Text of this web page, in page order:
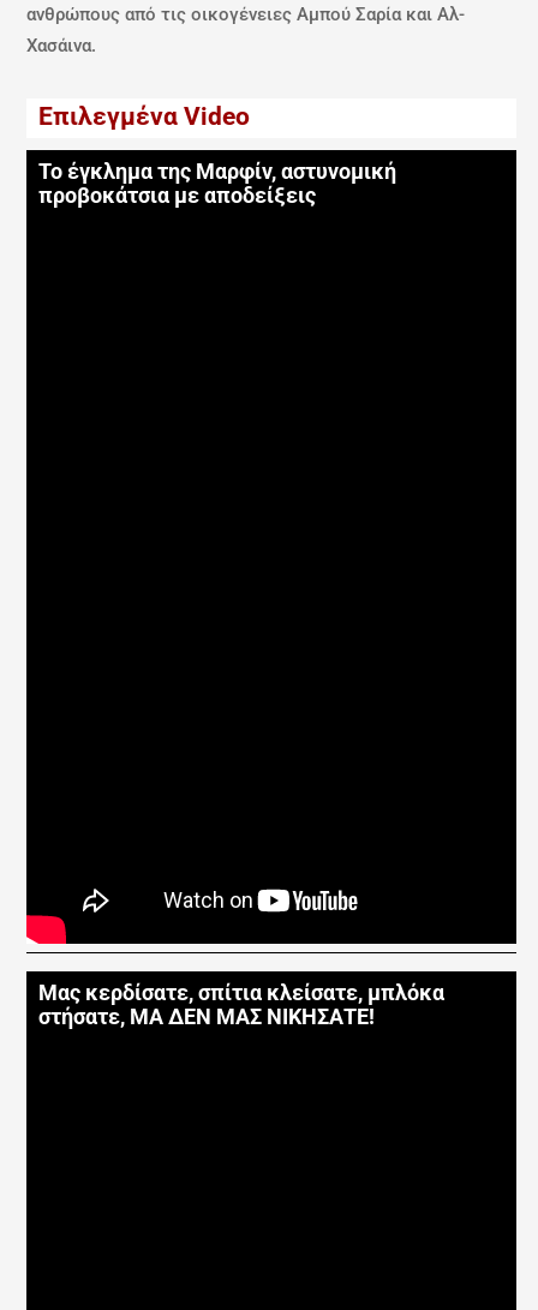
ανθρώπους από τις οικογένειες Αμπού Σαρία και Αλ-
Χασάινα.
Επιλεγμένα Video
Το έγκλημα της Μαρφίν, αστυνομική
προβοκάτσια με αποδείξεις
Μας κερδίσατε, σπίτια κλείσατε, μπλόκα
στήσατε, ΜΑ ΔΕΝ ΜΑΣ ΝΙΚΗΣΑΤΕ!